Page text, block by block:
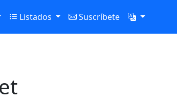
Listados Suscríbete